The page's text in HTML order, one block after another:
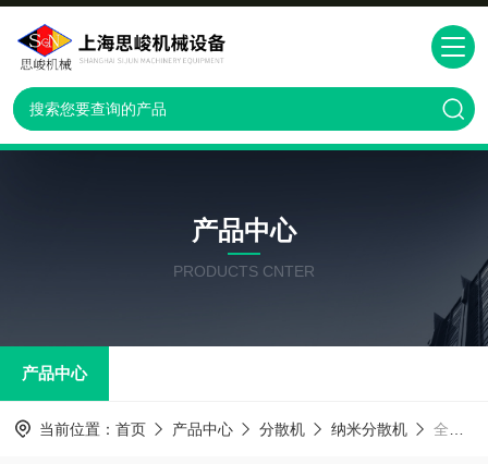
产品中心
PRODUCTS CNTER
产品中心
当前位置： 首页 产品中心 分散机 纳米分散机 全自动碳酸钙纳米分散机